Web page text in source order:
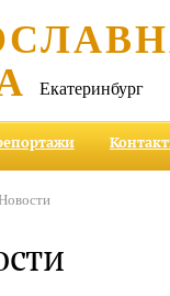
Екатеринбург